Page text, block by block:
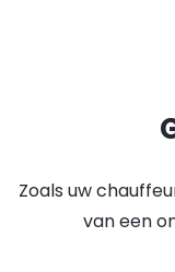
Zoals uw
van een